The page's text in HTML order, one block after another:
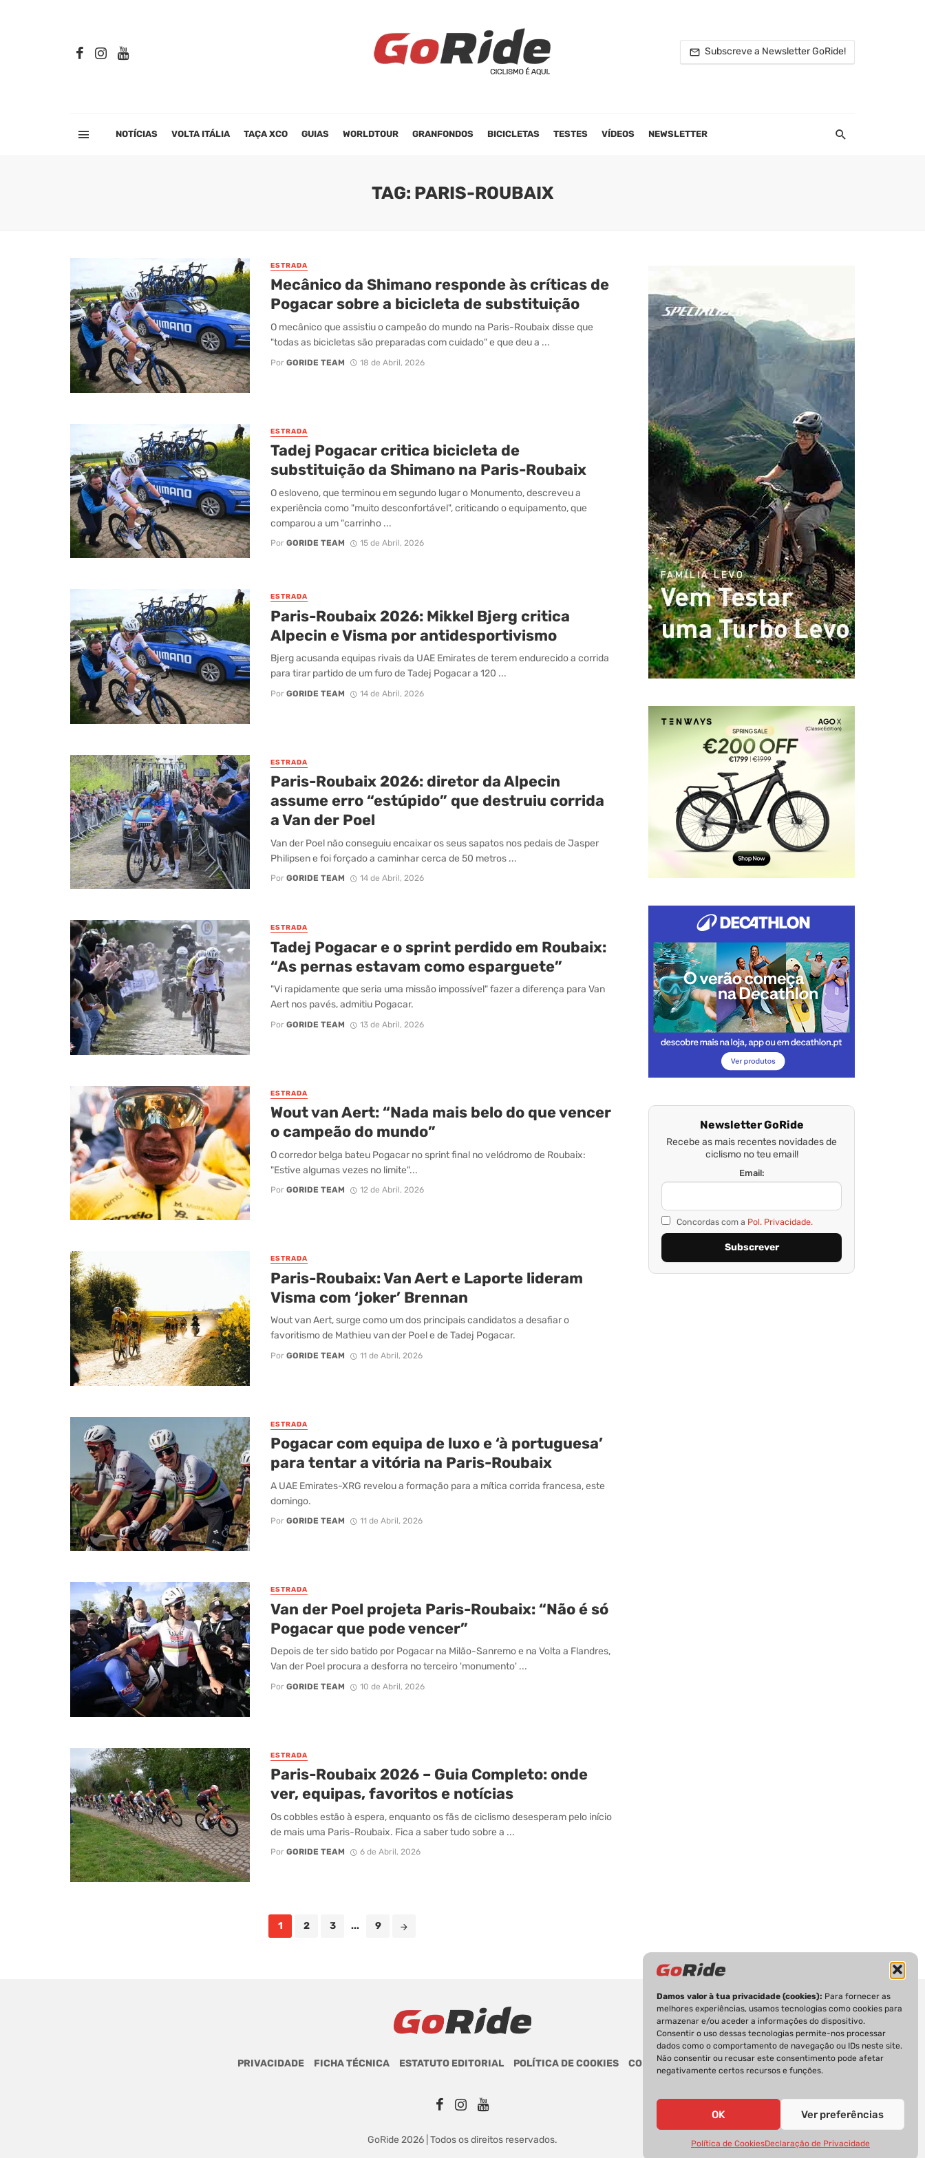
Damos valor à tua privacidade (cookies): Para fornecer as
melhores experiências, usamos tecnologias como cookies para
armazenar e/ou aceder a informações do dispositivo.
Consentir o uso dessas tecnologias permite-nos processar
dados como o comportamento de navegação ou IDs neste site.
Não consentir ou recusar este consentimento pode afetar
negativamente certos recursos e funções.
OK Ver preferências
Política de CookiesDeclaração de Privacidade
Subscreve a Newsletter GoRide!
NOTÍCIAS VOLTA ITÁLIA TAÇA XCO GUIAS WORLDTOUR GRANFONDOS BICICLETAS TESTES VÍDEOS NEWSLETTER
TAG: PARIS-ROUBAIX
ESTRADA
Mecânico da Shimano responde às críticas de
Pogacar sobre a bicicleta de substituição
O mecânico que assistiu o campeão do mundo na Paris-Roubaix disse que
"todas as bicicletas são preparadas com cuidado" e que deu a ...
Por GORIDE TEAM 18 de Abril, 2026
ESTRADA
Tadej Pogacar critica bicicleta de
substituição da Shimano na Paris-Roubaix
O esloveno, que terminou em segundo lugar o Monumento, descreveu a
experiência como "muito desconfortável", criticando o equipamento, que
comparou a um "carrinho ...
Por GORIDE TEAM 15 de Abril, 2026
ESTRADA
Paris-Roubaix 2026: Mikkel Bjerg critica
Alpecin e Visma por antidesportivismo
Bjerg acusanda equipas rivais da UAE Emirates de terem endurecido a corrida
para tirar partido de um furo de Tadej Pogacar a 120 ...
Por GORIDE TEAM 14 de Abril, 2026
ESTRADA
Paris-Roubaix 2026: diretor da Alpecin
assume erro “estúpido” que destruiu corrida
a Van der Poel
Van der Poel não conseguiu encaixar os seus sapatos nos pedais de Jasper
Philipsen e foi forçado a caminhar cerca de 50 metros ...
Por GORIDE TEAM 14 de Abril, 2026
ESTRADA
Tadej Pogacar e o sprint perdido em Roubaix:
“As pernas estavam como esparguete”
"Vi rapidamente que seria uma missão impossível" fazer a diferença para Van
Aert nos pavés, admitiu Pogacar.
Por GORIDE TEAM 13 de Abril, 2026
ESTRADA
Wout van Aert: “Nada mais belo do que vencer
o campeão do mundo”
O corredor belga bateu Pogacar no sprint final no velódromo de Roubaix:
"Estive algumas vezes no limite"...
Por GORIDE TEAM 12 de Abril, 2026
ESTRADA
Paris-Roubaix: Van Aert e Laporte lideram
Visma com ‘joker’ Brennan
Wout van Aert, surge como um dos principais candidatos a desafiar o
favoritismo de Mathieu van der Poel e de Tadej Pogacar.
Por GORIDE TEAM 11 de Abril, 2026
ESTRADA
Pogacar com equipa de luxo e ‘à portuguesa’
para tentar a vitória na Paris-Roubaix
A UAE Emirates-XRG revelou a formação para a mítica corrida francesa, este
domingo.
Por GORIDE TEAM 11 de Abril, 2026
ESTRADA
Van der Poel projeta Paris-Roubaix: “Não é só
Pogacar que pode vencer”
Depois de ter sido batido por Pogacar na Milão-Sanremo e na Volta a Flandres,
Van der Poel procura a desforra no terceiro 'monumento' ...
Por GORIDE TEAM 10 de Abril, 2026
ESTRADA
Paris-Roubaix 2026 – Guia Completo: onde
ver, equipas, favoritos e notícias
Os cobbles estão à espera, enquanto os fãs de ciclismo desesperam pelo início
de mais uma Paris-Roubaix. Fica a saber tudo sobre a ...
Por GORIDE TEAM 6 de Abril, 2026
1 2 3 ... 9
Newsletter GoRide
Recebe as mais recentes novidades de
ciclismo no teu email!
Email:
Concordas com a Pol. Privacidade.
PRIVACIDADE FICHA TÉCNICA ESTATUTO EDITORIAL POLÍTICA DE COOKIES CONTACTOS
GoRide 2026 | Todos os direitos reservados.